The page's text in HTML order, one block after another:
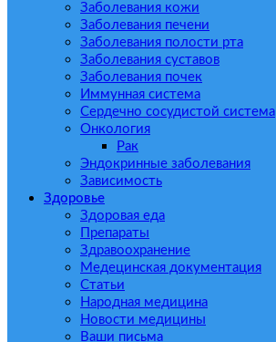
Заболевания кожи
Заболевания печени
Заболевания полости рта
Заболевания суставов
Заболевания почек
Иммунная система
Сердечно сосудистой система
Онкология
Рак
Эндокринные заболевания
Зависимость
Здоровье
Здоровая еда
Препараты
Здравоохранение
Медецинская документация
Статьи
Народная медицина
Новости медицины
Ваши письма